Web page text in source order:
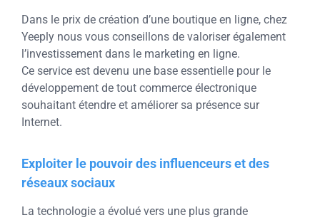
Dans le prix de création d’une boutique en ligne, chez
Yeeply nous vous conseillons de valoriser également
l’investissement dans le marketing en ligne.
Ce service est devenu une base essentielle pour le
développement de tout commerce électronique
souhaitant étendre et améliorer sa présence sur
Internet.
Exploiter le pouvoir des influenceurs et des
réseaux sociaux
La technologie a évolué vers une plus grande